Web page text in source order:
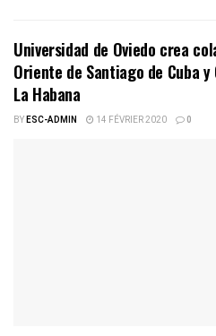
Universidad de Oviedo crea
Oriente de Santiago de Cuba
La Habana
BYESC-ADMIN 14 FÉVRIER 2020 0